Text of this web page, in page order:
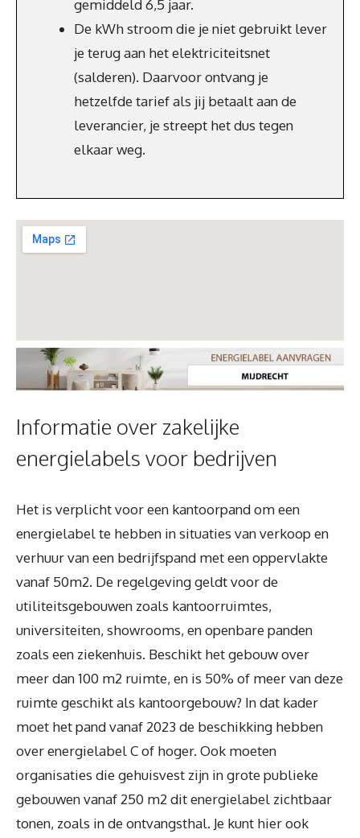
gemiddeld 6,5 jaar.
De kWh stroom die je niet gebruikt lever
je terug aan het elektriciteitsnet
(salderen). Daarvoor ontvang je
hetzelfde tarief als jij betaalt aan de
leverancier, je streept het dus tegen
elkaar weg.
Informatie over zakelijke
energielabels voor bedrijven
Het is verplicht voor een kantoorpand om een
energielabel te hebben in situaties van verkoop en
verhuur van een bedrijfspand met een oppervlakte
vanaf 50m2. De regelgeving geldt voor de
utiliteitsgebouwen zoals kantoorruimtes,
universiteiten, showrooms, en openbare panden
zoals een ziekenhuis. Beschikt het gebouw over
meer dan 100 m2 ruimte, en is 50% of meer van deze
ruimte geschikt als kantoorgebouw? In dat kader
moet het pand vanaf 2023 de beschikking hebben
over energielabel C of hoger. Ook moeten
organisaties die gehuisvest zijn in grote publieke
gebouwen vanaf 250 m2 dit energielabel zichtbaar
tonen, zoals in de ontvangsthal. Je kunt hier ook